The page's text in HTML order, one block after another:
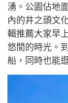
湧。公園佔地
內的井之頭文
輯推薦大家早
悠閒的時光。
船，同時也能